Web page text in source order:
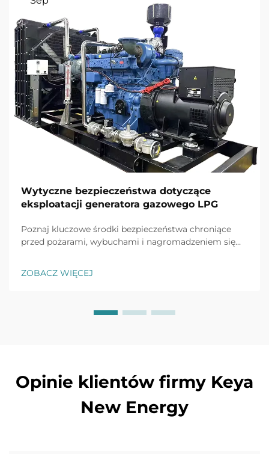
Wytyczne bezpieczeństwa dotyczące
eksploatacji generatora gazowego LPG
Poznaj kluczowe środki bezpieczeństwa chroniące
przed pożarami, wybuchami i nagromadzeniem się
wycieków oraz protokołach postępowania w
ZOBACZ WIĘCEJ
Opinie klientów firmy Keya
New Energy